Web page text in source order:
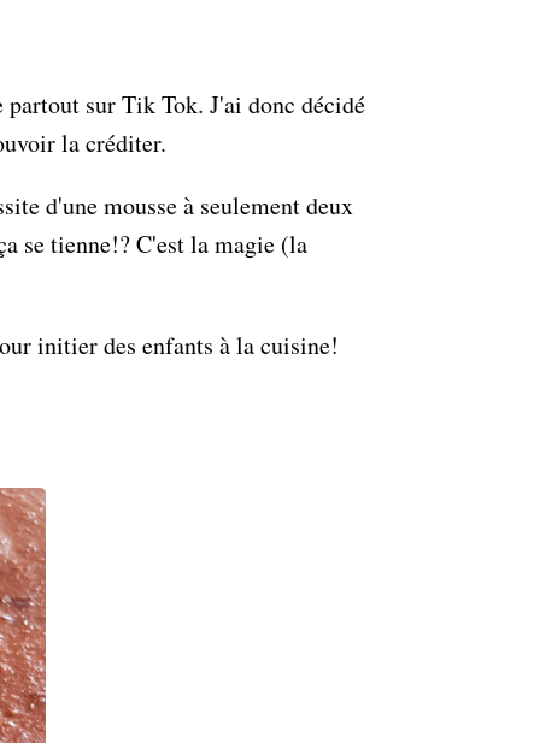
partout sur Tik Tok. J'ai donc décidé
la créditer.
d'une mousse à seulement deux
se tienne!? C'est la magie (la
initier des enfants à la cuisine!